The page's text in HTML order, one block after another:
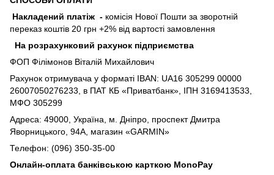
Накладений платіж - комісія Нової Пошти за зворотній
переказ коштів 20 грн +2% від вартості замовлення
На розрахунковий рахунок підприємства
ФОП Філімонов Віталій Михайлович
Рахунок отримувача у форматі IBAN: UA16 305299 00000
26007050276233, в ПАТ КБ «Приватбанк», ІПН 3169413533,
МФО 305299
Адреса: 49000, Україна, м. Дніпро, проспект Дмитра
Яворницького, 94А, магазин «GARMIN»
Телефон: (096) 350-35-00
Онлайн-оплата банківською карткою MonoPay